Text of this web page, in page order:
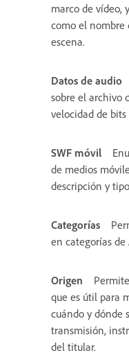
marco de vídeo,
como el nombre
escena.
Datos de audio
sobre el archivo
velocidad de
SWF móvil
de medios
descripción y
Categorías
en categorías de
Origen
que es útil para
cuándo y dónde
transmisión,
del titular.